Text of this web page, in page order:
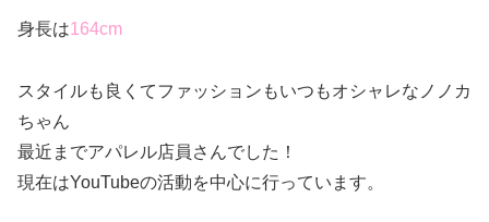
身長は164cm
スタイルも良くてファッションもいつもオシャレなノノカ
ちゃん
最近までアパレル店員さんでした！
現在はYouTubeの活動を中心に行っています。